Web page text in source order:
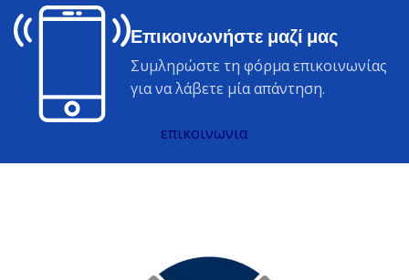
Επικοινωνήστε μαζί μας
Συμληρώστε τη φόρμα επικοινωνίας
για να λάβετε μία απάντηση.
επικοινωνια